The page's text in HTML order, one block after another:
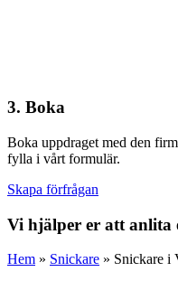
3. Boka
Boka uppdraget med den
fylla i vårt formulär.
Skapa förfrågan
Vi hjälper er att anlita
Hem » Snickare » Snickare i